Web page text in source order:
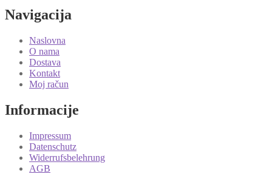
Navigacija
Naslovna
O nama
Dostava
Kontakt
Moj račun
Informacije
Impressum
Datenschutz
Widerrufsbelehrung
AGB